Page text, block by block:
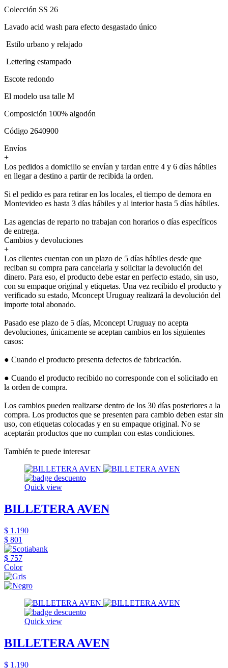
Colección SS 26
Lavado acid wash para efecto desgastado único
Estilo urbano y relajado
Lettering estampado
Escote redondo
El modelo usa talle M
Composición 100% algodón
Código 2640900
Envíos
+
Los pedidos a domicilio se envían y tardan entre 4 y 6 días hábiles
en llegar a destino a partir de recibida la orden.
Si el pedido es para retirar en los locales, el tiempo de demora en
Montevideo es hasta 3 días hábiles y al interior hasta 5 días hábiles.
Las agencias de reparto no trabajan con horarios o días específicos
de entrega.
Cambios y devoluciones
+
Los clientes cuentan con un plazo de 5 días hábiles desde que
reciban su compra para cancelarla y solicitar la devolución del
dinero. Para eso, el producto debe estar en perfecto estado, sin uso,
con su empaque original y etiquetas. Una vez recibido el producto y
verificado su estado, Mconcept Uruguay realizará la devolución del
importe total abonado.
Pasado ese plazo de 5 días, Mconcept Uruguay no acepta
devoluciones, únicamente se aceptan cambios en los siguientes
casos:
● Cuando el producto presenta defectos de fabricación.
● Cuando el producto recibido no corresponde con el solicitado en
la orden de compra.
Los cambios pueden realizarse dentro de los 30 días posteriores a la
compra. Los productos que se presenten para cambio deben estar sin
uso, con etiquetas colocadas y en su empaque original. No se
aceptarán productos que no cumplan con estas condiciones.
También te puede interesar
Quick view
BILLETERA AVEN
$ 1.190
$ 801
$ 757
Color
Quick view
BILLETERA AVEN
$ 1.190